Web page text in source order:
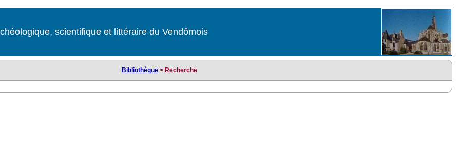
scientifique et littéraire du Vendômois
Bibliothèque> Recherche